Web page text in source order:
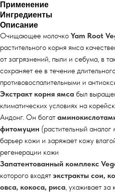
Применение
Ингредиенты
Описание
Очищающее молочко Yam Root
растительного корня ямса
от загрязнений, пыли и себума, в
сохраняет ее в течение
противовоспалительными и
Экстракт корня ямса был
климатических условиях на
Андонг. Он богат
фитомуцин (растительный
барьер кожи и заряжает кожу
регенерации кожи
Запатентованный комплекс
которого входят экстракты сои,
овса, кокоса, риса, ухаживает за